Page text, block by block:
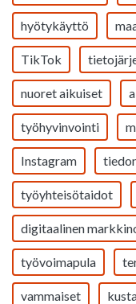
hyötykäyttö
TikTok
nuoret aikuiset
työhyvinvointi
Instagram
työyhteisötaidot
digitaalinen
työvoimapula
vammaiset